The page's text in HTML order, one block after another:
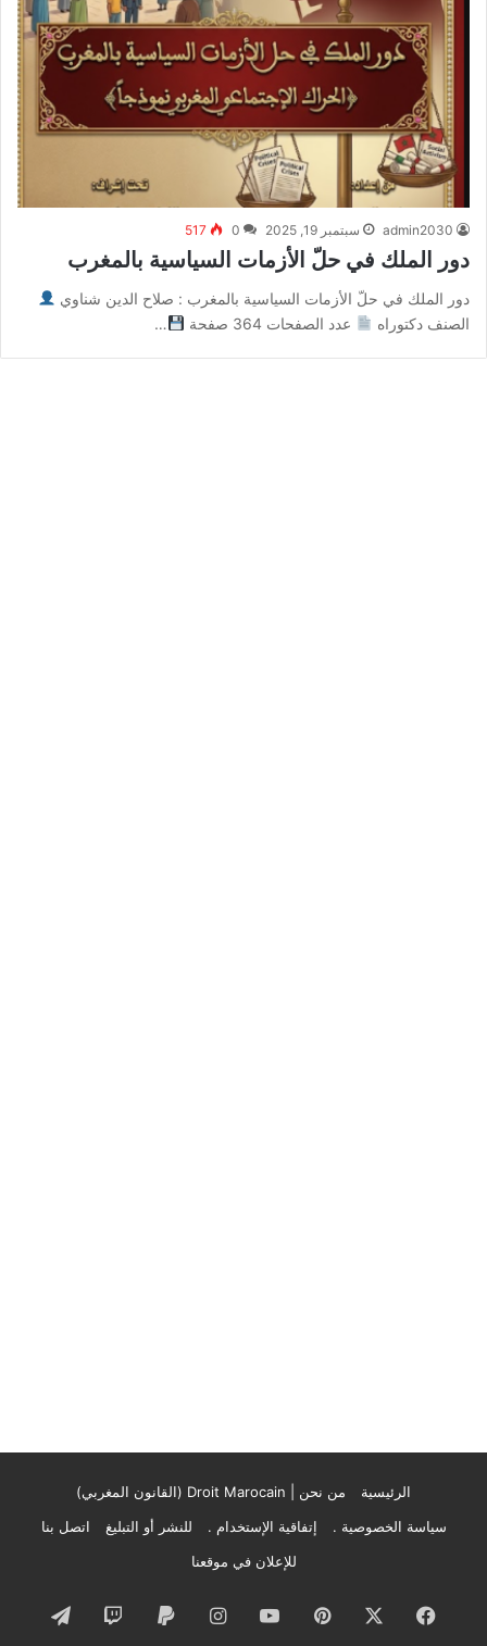
admin2030 سبتمبر 19, 2025 0
517
دور الملك في حلّ الأزمات السياسية بالمغرب
دور الملك في حلّ الأزمات السياسية بالمغرب : صلاح الدين شناوي
الصنف دكتوراه
عدد الصفحات 364 صفحة …
الرئيسية
من نحن | Droit Marocain (القانون المغربي)
سياسة الخصوصية .
إتفاقية الإستخدام . للنشر أو التبليغ
اتصل بنا
للإعلان في موقعنا
فيسبوك بينتيريست‫YouTubeانستقرام
‏Paypal